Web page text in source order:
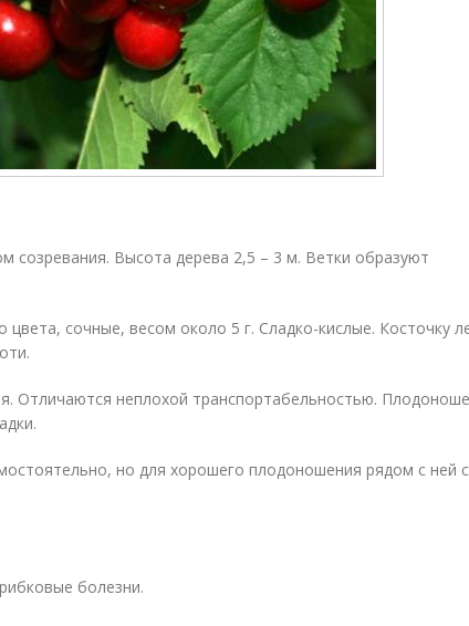
созревания. Высота дерева 2,5 – 3 м. Ветки образуют
цвета, сочные, весом около 5 г. Сладко-кислые. Косточку
Отличаются неплохой транспортабельностью.
но для хорошего плодоношения рядом с ней
болезни.